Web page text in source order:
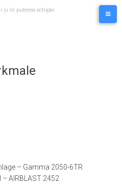
și în puterea echipei.
– Gamma 2050-6TR
AIRBLAST 2452